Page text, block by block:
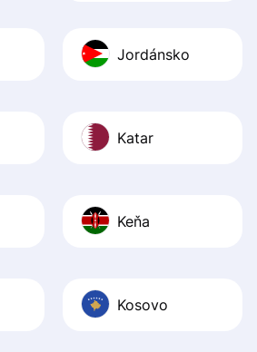
Jordánsko
Katar
Keňa
Kosovo